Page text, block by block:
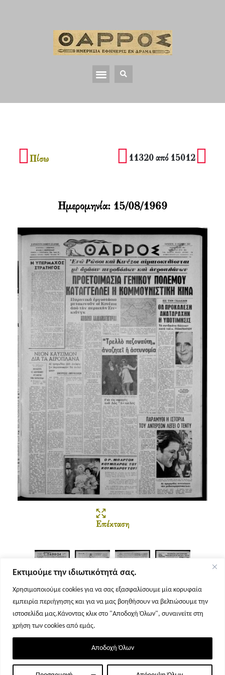
Εκτιμούμε την ιδιωτικότητά σας.
Χρησιμοποιούμε cookies για να σας εξασφαλίσουμε μία κορυφαία
εμπειρία περιήγησης και για να μας βοηθήσουν να βελτιώσουμε την
ιστοσελίδα μας.Κάνοντας κλικ στο "Αποδοχή Όλων", συναινείτε στη
χρήση των cookies από εμάς.
Αποδοχή Όλων
Πίσω 11320 από 15012
Επέκταση
Σελίδα 1 Σελίδα 2 Σελίδα 3 Σελίδα 4
Ημερομηνία: 15/08/1969